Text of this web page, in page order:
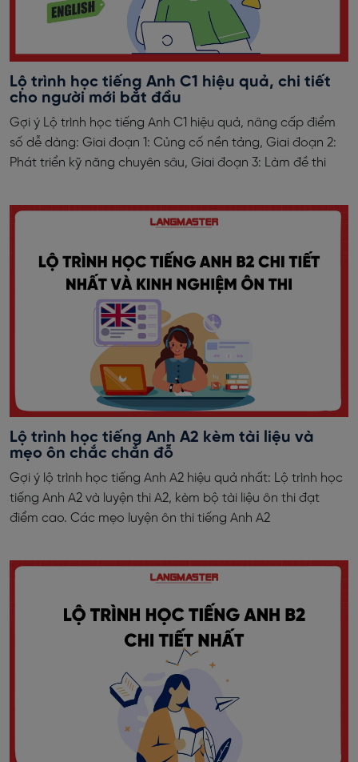
Lộ trình học tiếng Anh C1 hiệu quả, chi tiết
cho người mới bắt đầu
Gợi ý Lộ trình học tiếng Anh C1 hiệu quả, nâng cấp điểm
số dễ dàng: Giai đoạn 1: Củng cố nền tảng, Giai đoạn 2:
Phát triển kỹ năng chuyên sâu, Giai đoạn 3: Làm đề thi
Lộ trình học tiếng Anh A2 kèm tài liệu và
mẹo ôn chắc chắn đỗ
Gợi ý lộ trình học tiếng Anh A2 hiệu quả nhất: Lộ trình học
tiếng Anh A2 và luyện thi A2, kèm bộ tài liệu ôn thi đạt
điểm cao. Các mẹo luyện ôn thi tiếng Anh A2